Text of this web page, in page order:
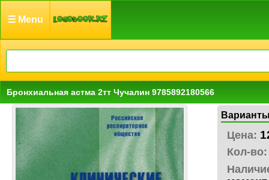
☰ Menu
Бронхиальная астма 2тт Чучалин 9785892180566
Цена:
Кол-во: